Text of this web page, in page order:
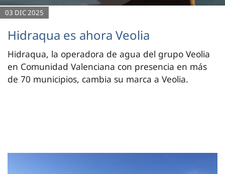
03 DIC 2025
Hidraqua es ahora Veolia
Hidraqua, la operadora de agua del grupo Veolia
en Comunidad Valenciana con presencia en más
de 70 municipios, cambia su marca a Veolia.